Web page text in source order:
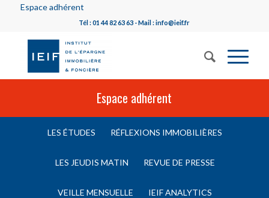
Espace adhérent
Tél : 01 44 82 63 63 - Mail : info@ieif.fr
Espace adhérent
LES ÉTUDES RÉFLEXIONS IMMOBILIÈRES
LES JEUDIS MATIN REVUE DE PRESSE
VEILLE MENSUELLE IEIF ANALYTICS